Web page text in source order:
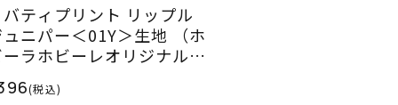
バティプリント リップル
ュニパー＜01Y＞生地 （ホ
ーラホビーレオリジナル）
(税込)